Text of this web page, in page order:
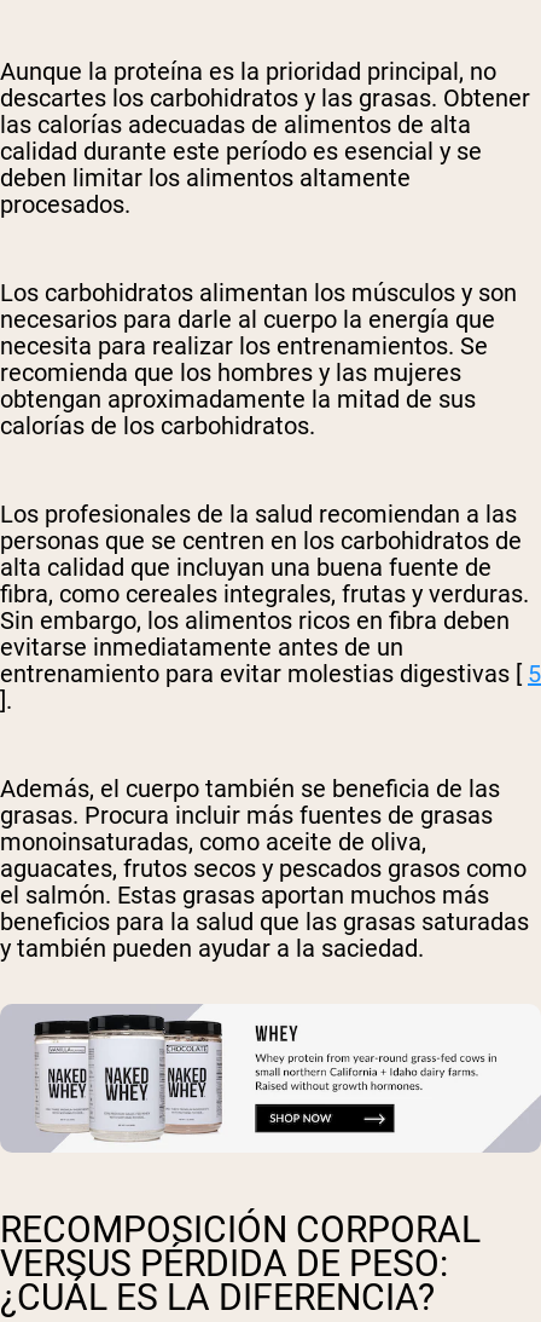
Aunque la proteína es la prioridad principal, no
descartes los carbohidratos y las grasas. Obtener
las calorías adecuadas de alimentos de alta
calidad durante este período es esencial y se
deben limitar los alimentos altamente
procesados.
Los carbohidratos alimentan los músculos y son
necesarios para darle al cuerpo la energía que
necesita para realizar los entrenamientos. Se
recomienda que los hombres y las mujeres
obtengan aproximadamente la mitad de sus
calorías de los carbohidratos.
Los profesionales de la salud recomiendan a las
personas que se centren en los carbohidratos de
alta calidad que incluyan una buena fuente de
fibra, como cereales integrales, frutas y verduras.
Sin embargo, los alimentos ricos en fibra deben
evitarse inmediatamente antes de un
entrenamiento para evitar molestias digestivas [ 5
].
Además, el cuerpo también se beneficia de las
grasas. Procura incluir más fuentes de grasas
monoinsaturadas, como aceite de oliva,
aguacates, frutos secos y pescados grasos como
el salmón. Estas grasas aportan muchos más
beneficios para la salud que las grasas saturadas
y también pueden ayudar a la saciedad.
RECOMPOSICIÓN CORPORAL
VERSUS PÉRDIDA DE PESO:
¿CUÁL ES LA DIFERENCIA?